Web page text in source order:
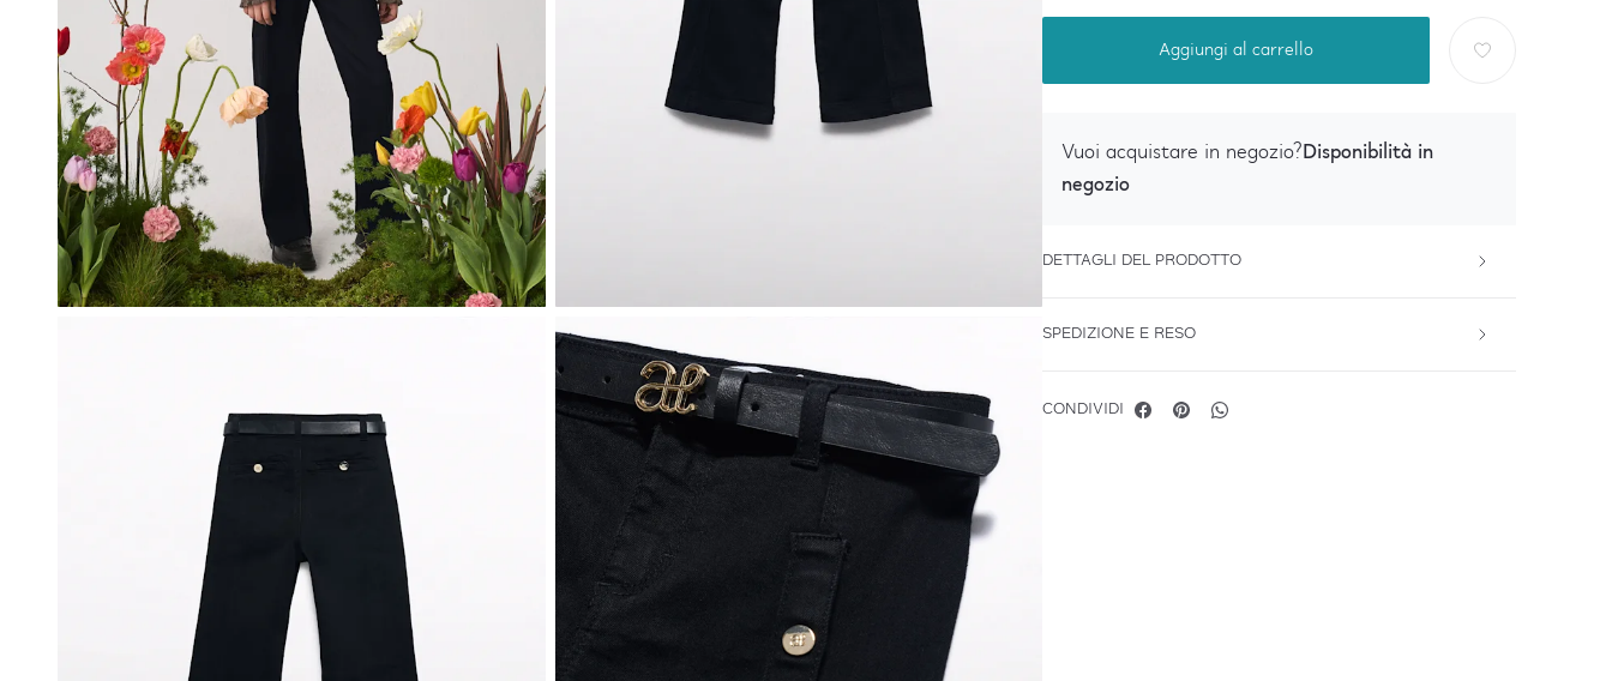
Aggiungi al carrello
Vuoi acquistare in negozio?Disponibilità in
negozio
DETTAGLI DEL PRODOTTO
SPEDIZIONE E RESO
CONDIVIDI